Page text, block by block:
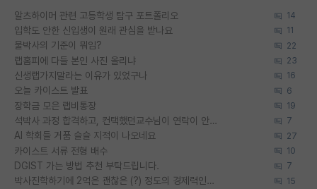
알츠하이머 관련 고등학생 탐구 포트폴리오 14
입학도 안한 신입생이 원래 관심을 받나요 11
물박사의 기준이 뭐임? 22
랩홈피에 다들 본인 사진 올리냐 23
신생랩가지말라는 이유가 있었구나 16
오늘 카이스트 발표 6
장학금 모은 랩비통장 19
석박사 과정 합격하고, 컨택했던교수님이 연락이 안됩니다... 7
AI 학회들 거품 슬슬 지적이 나오네요 27
카이스트 서류 전형 배수 10
DGIST 가는 방법 추천 부탁드립니다. 7
박사진학하기에 2억은 괜찮은 (?) 정도의 경제력인가요 15